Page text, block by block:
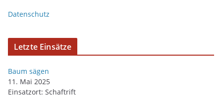
v
Datenschutz
Letzte Einsätze
Baum sägen
11. Mai 2025
Einsatzort: Schaftrift